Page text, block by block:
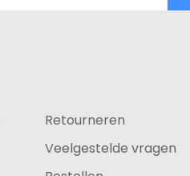
Retourneren
Veelgestelde vragen